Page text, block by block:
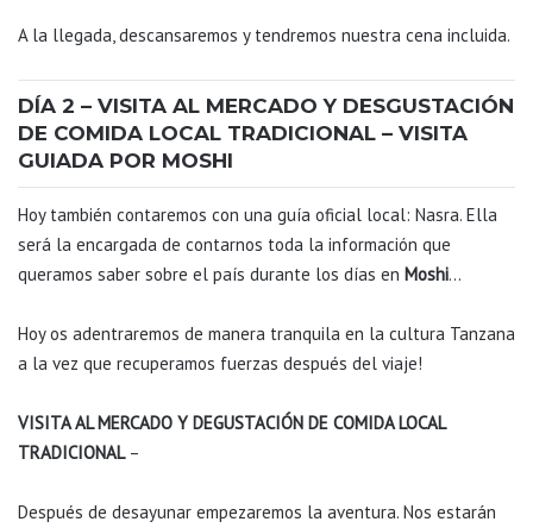
A la llegada, descansaremos y tendremos nuestra cena incluida.
DÍA 2 – VISITA AL MERCADO Y DESGUSTACIÓN
DE COMIDA LOCAL TRADICIONAL – VISITA
GUIADA POR MOSHI
Hoy también contaremos con una guía oficial local: Nasra. Ella
será la encargada de contarnos toda la información que
queramos saber sobre el país durante los días en Moshi…
Hoy os adentraremos de manera tranquila en la cultura Tanzana
a la vez que recuperamos fuerzas después del viaje!
VISITA AL MERCADO Y DEGUSTACIÓN DE COMIDA LOCAL
TRADICIONAL –
Después de desayunar empezaremos la aventura. Nos estarán